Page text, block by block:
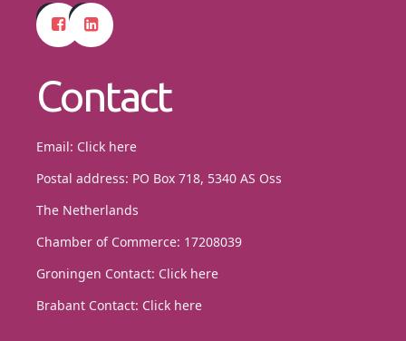
Contact
Email: Click here
Postal address: PO Box 718, 5340 AS Oss
The Netherlands
Chamber of Commerce: 17208039
Groningen Contact: Click here
Brabant Contact: Click here